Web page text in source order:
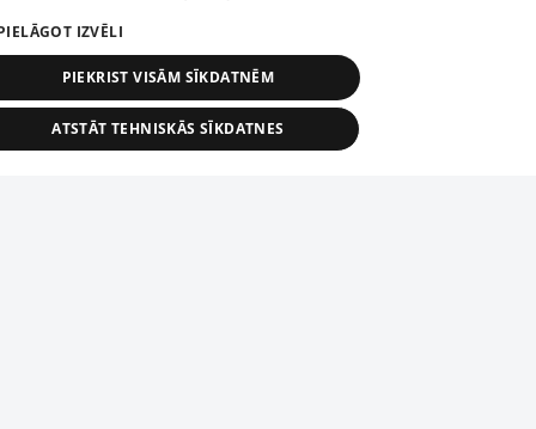
IZVĒLI
PIEKRIST VISĀM SĪKDATNĒM
ATSTĀT TEHNISKĀS SĪKDATNES